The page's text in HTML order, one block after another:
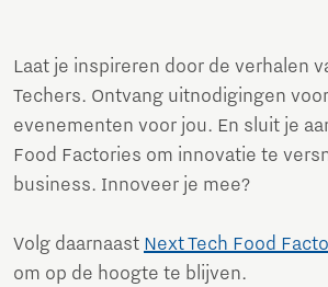
Laat je inspireren door de verhalen
Techers. Ontvang uitnodigingen
evenementen voor jou. En sluit je
Food Factories om innovatie te
business. Innoveer je mee?
Volg daarnaast Next Tech Food
om op de hoogte te blijven.